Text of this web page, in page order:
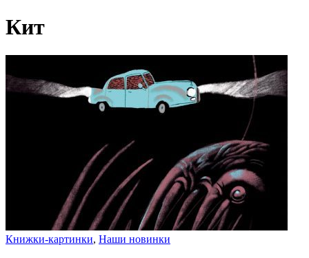
Кит
Книжки-картинки, Наши новинки